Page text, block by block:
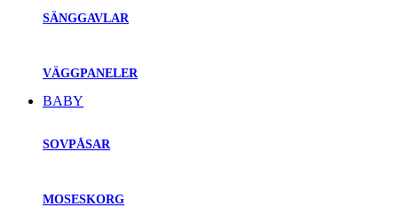
SÄNGGAVLAR
VÄGGPANELER
BABY
SOVPÅSAR
MOSESKORG